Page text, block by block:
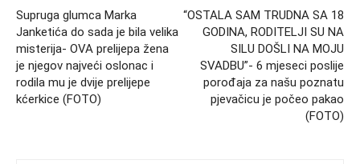
Supruga glumca Marka
Janketića do sada je bila velika
misterija- OVA prelijepa žena
je njegov najveći oslonac i
rodila mu je dvije prelijepe
kćerkice (FOTO)
“OSTALA SAM TRUDNA SA 18
GODINA, RODITELJI SU NA
SILU DOŠLI NA MOJU
SVADBU”- 6 mjeseci poslije
porođaja za našu poznatu
pjevačicu je počeo pakao
(FOTO)